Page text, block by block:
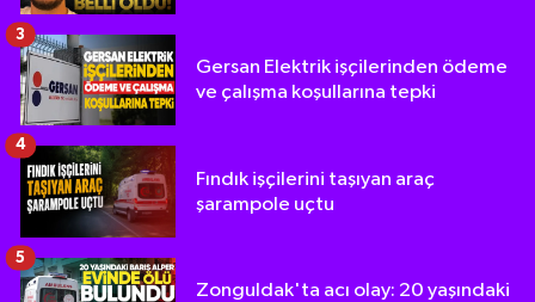
Gersan Elektrik işçilerinden ödeme
ve çalışma koşullarına tepki
3
Fındık işçilerini taşıyan araç
şarampole uçtu
4
Zonguldak'ta acı olay: 20 yaşındaki
5